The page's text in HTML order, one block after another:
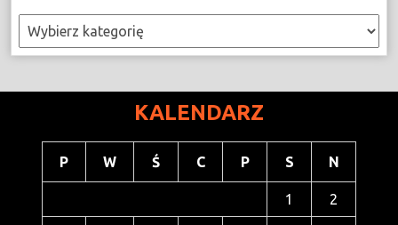
Kategorie
KALENDARZ
P W Ś C P S N
1 2